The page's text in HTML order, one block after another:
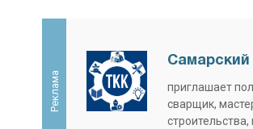
Реклама
приглашает
сварщик,